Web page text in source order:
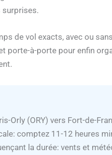
surprises.
de vol exacts, avec ou
porte-à-porte pour enfin
Orly (ORY) vers Fort-de-
comptez 11-12 heures
la durée: vents et